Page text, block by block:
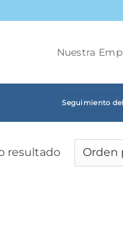
Nuestra
Seguimiento
resultado